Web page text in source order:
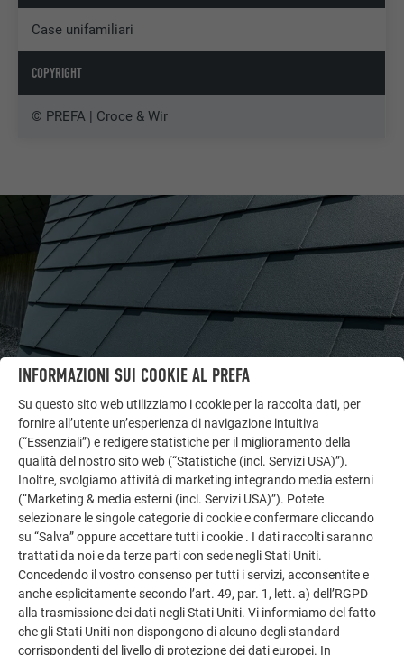
Case unifamiliari
COPYRIGHT
© PREFA | Croce & Wir
LASCIATI ISPIRARE
ALTRI OGGETTI
La galleria di riferimento PREFA mostra la versatilità
dell’alluminio. Scoprite altri progetti straordinari con le
soluzioni in alluminio durevoli di PREFA per tetti,
impianti solari e facciate.
GUARDA ALTRE REFERENZE
INFORMAZIONI SUI COOKIE AL PREFA
Su questo sito web utilizziamo i cookie per la raccolta dati, per
fornire all’utente un’esperienza di navigazione intuitiva
(“Essenziali”) e redigere statistiche per il miglioramento della
qualità del nostro sito web (“Statistiche (incl. Servizi USA)”).
Inoltre, svolgiamo attività di marketing integrando media esterni
(“Marketing & media esterni (incl. Servizi USA)”). Potete
selezionare le singole categorie di cookie e confermare cliccando
su “Salva” oppure accettare tutti i cookie . I dati raccolti saranno
trattati da noi e da terze parti con sede negli Stati Uniti.
Concedendo il vostro consenso per tutti i servizi, acconsentite e
anche esplicitamente secondo l’art. 49, par. 1, lett. a) dell’RGPD
alla trasmissione dei dati negli Stati Uniti. Vi informiamo del fatto
che gli Stati Uniti non dispongono di alcuno degli standard
corrispondenti del livello di protezione dei dati europei. In